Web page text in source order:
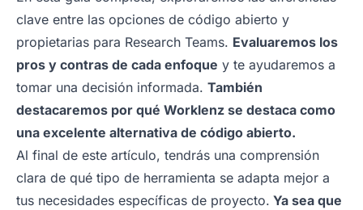
clave entre las opciones de código abierto y
propietarias para Research Teams. Evaluaremos los
pros y contras de cada enfoque y te ayudaremos a
tomar una decisión informada. También
destacaremos por qué Worklenz se destaca como
una excelente alternativa de código abierto.
Al final de este artículo, tendrás una comprensión
clara de qué tipo de herramienta se adapta mejor a
tus necesidades específicas de proyecto. Ya sea que